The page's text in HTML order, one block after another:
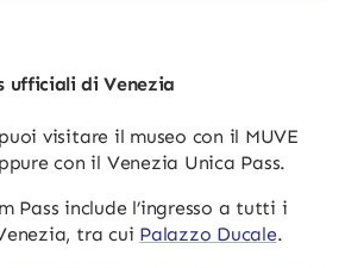
ufficiali di Venezia
visitare il museo con il MUVE
con il Venezia Unica Pass.
Pass include l’ingresso a tutti i
tra cui Palazzo Ducale.